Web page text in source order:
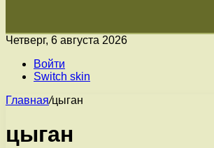
Четверг, 6 августа 2026
Войти
Switch skin
Главная/цыган
цыган